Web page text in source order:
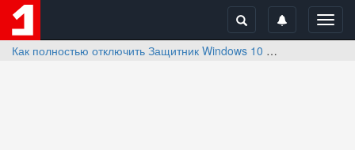
Как полностью отключить Защитник Windows 10